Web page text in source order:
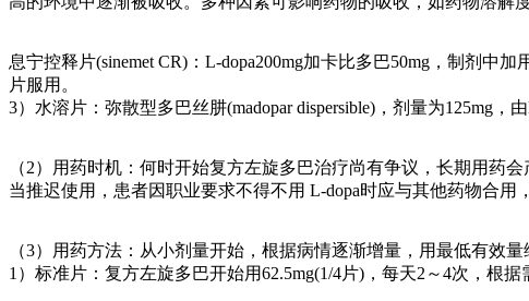
息宁控释片(sinemet CR)：L-dopa200mg加卡比多巴50mg，制剂
片服用。
3）水溶片：弥散型多巴丝肼(madopar dispersible)，剂量为125mg
（2）用药时机：何时开始复方左旋多巴治疗尚有争议，长期用药
当推迟使用，患者因职业要求不得不用 L-dopa时应与其他药物合
（3）用药方法：从小剂量开始，根据病情逐渐增量，用最低有效量
1）标准片：复方左旋多巴开始用62.5mg(1/4片)，每天2～4次，根